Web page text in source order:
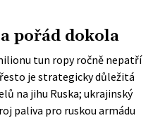
pořád dokola
tun ropy ročně nepatří
je strategicky důležitá
na jihu Ruska; ukrajinský
paliva pro ruskou armádu